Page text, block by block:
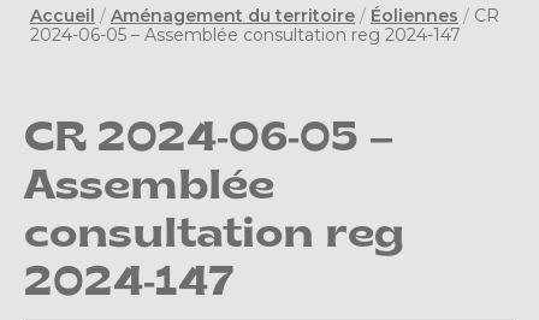
Accueil / Aménagement du territoire / Éoliennes / CR
2024-06-05 – Assemblée consultation reg 2024-147
CR 2024-06-05 –
Assemblée
consultation reg
2024-147